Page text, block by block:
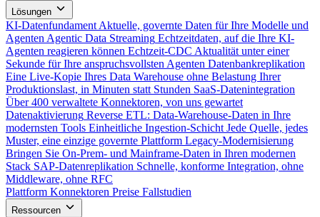
Lösungen
KI-Datenfundament Aktuelle, governte Daten für Ihre Modelle und
Agenten Agentic Data Streaming Echtzeitdaten, auf die Ihre KI-
Agenten reagieren können Echtzeit-CDC Aktualität unter einer
Sekunde für Ihre anspruchsvollsten Agenten Datenbankreplikation
Eine Live-Kopie Ihres Data Warehouse ohne Belastung Ihrer
Produktionslast, in Minuten statt Stunden SaaS-Datenintegration
Über 400 verwaltete Konnektoren, von uns gewartet
Datenaktivierung Reverse ETL: Data-Warehouse-Daten in Ihre
modernsten Tools Einheitliche Ingestion-Schicht Jede Quelle, jedes
Muster, eine einzige governte Plattform Legacy-Modernisierung
Bringen Sie On-Prem- und Mainframe-Daten in Ihren modernen
Stack SAP-Datenreplikation Schnelle, konforme Integration, ohne
Middleware, ohne RFC
Plattform Konnektoren Preise Fallstudien
Ressourcen